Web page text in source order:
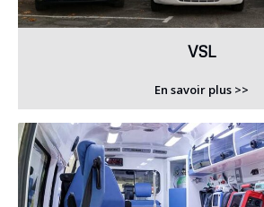
VSL
En savoir plus >>